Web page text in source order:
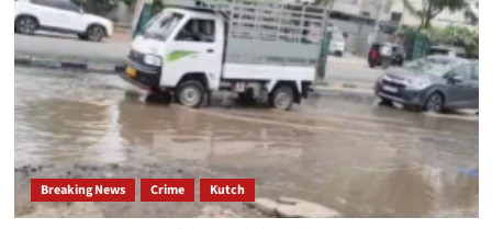
Breaking News Crime Kutch